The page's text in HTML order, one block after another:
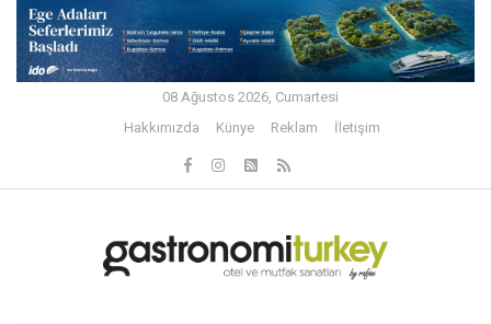
08 Ağustos 2026, Cumartesi
Hakkımızda
Künye Reklam İletişim